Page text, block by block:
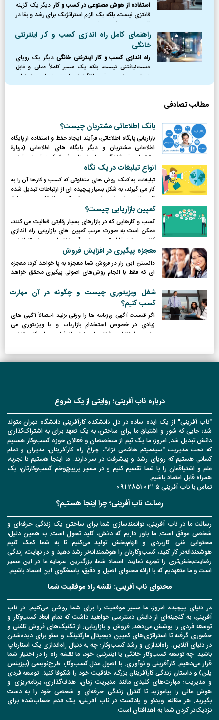
استفاده از هوش مصنوعی در کسب و کاردیگر یک گزینه
فانتزی نیست، بلکه یک الزام استراتژیک برای رشد و بقا در
اقتصاد دیجیتال امروز است.
راهنمای کامل راه اندازی کسب و کار اینترنتی
خانگی
راه اندازی کسب و کار اینترنتی خانگیدیگر یک رویای
دست‌نیافتنی نیست، بلکه یک مسیر کاملاً عملی و قابل
دسترس برای هر فرد باانگیزه‌ای است. در این راهنمای
جامع، نقشه راه کاملی از نقطه صفر را ترسیم کردیم؛
مطالب تصادفی
بانک اطلاعاتی مشتریان چیست؟
بازاریابی پایگاه اطلاعاتی، فرآیند ایجاد حفظ و استفاده از پایگاه
اطلاعاتی مشتریان و دیگر پایگاه های اطلاعاتی (دربارۀ
مشتریان، فروشندگان، واسطه‌های فروش) به قصد برقراری
تماس و انجام معامله بازاریابی پایگاه اطلاعاتی گویند.
انواع تبلیغات در یک نگاه
تبلیغات به کمک روش های متفاوتی که کسب و کارها آن را به
کار می گیرند، به شکل بسیار پیچیده ای از ارتباطات تبدیل شده
تا بتوانند پیام خود را به مصرف کننده انتقال دهد. تبلیغ
کنندگان امروزی طیف وسیعی از انتخاب ها در اختیار دارند.
کمپین بازاریابی چیست؟
کسب و کارهایی که در بازارهای بسیار رقابتی فعالیت می کنند،
ممکن است به صورت مرتب کمپین های بازاریابی راه اندازی
کنند و منابع قابل توجهی را به آن اختصاص دهند تا از این
طریق بتوانند آگاهی برند ایجاد کنند و منجر به افزایش فروش
شوند. طراحی کمپین بازاریابی با توجه به تاثیری که بر توسعهی
کسب و کار می گذارد، بسیار حائز اهمیت است.
معجزه پیگیری در افزایش فروش
دانستن این راز در فروش شما معجزه به پا خواهد کرد؛ معجزه
ای که فقط با انجام روش‌های اصولی پیگیری محقق خواهد
شد.
شغل ویزیتوری چیست و چگونه در آن مهارت
کسب کنیم؟
اگر قسمت آگهی روزنامه ها را ورقی بزنید احتمالاً آگهی های
زیادی در خصوص استخدام بازاریاب و یا ویزیتوری می
بینید. مطمئنا این شغل برای خیلی از افراد جویای کار مقداری
بیکار نباشند به این کار روی می آورند. اما شغل ویزیتوری دقیقاً
چه چیزی است؟
درباره ناب آفرینی؛ روایتی از یک شروع
"ناب آفرینی" از یک ایده ساده در دل دانشکده کارآفرینی دانشگاه تهران متولد
شد؛ جایی که شور و اشتیاق ما برای ساختن، به یک تعهد برای به اشتراک‌گذاری
دانش تبدیل شد. امروز، ما یک تیم از متخصصان و فعالان حوزه کسب‌وکار هستیم
که تحت مدیریت "سیدمیثم هاشمی نژاد"، چراغ راه کارآفرینان، مدیران و تمام
کسانی هستیم که رویای رشد و پیشرفت در سر دارند. ما اینجا هستیم تا تجربه،
علم و اشتیاقمان را با شما تقسیم کنیم و در مسیر پرپیچ‌وخم کسب‌وکارتان، یک
همراه قابل اعتماد باشیم.
تماس با ناب آفرینی 09128510215
رسالت ناب آفرینی؛ چرا اینجا هستیم؟
رسالت ما در ناب آفرینی، توانمندسازی شما برای ساختن یک زندگی حرفه‌ای و
شخصی موفق است. ما باور داریم که دانش، کلید تحول است. به همین دلیل،
محتوایی غنی، کاربردی و الهام‌بخش تولید می‌کنیم تا به شما کمک کنیم
هوشمندانه‌تر کار کنید، کسب‌وکارتان را هوشمندانه‌تر رشد دهید و در نهایت، زندگی
رضایت‌بخش‌تری را تجربه نمایید. اعتماد شما، بزرگترین سرمایه ما در این مسیر
است و ما متعهدیم که با ارائه محتوای اصیل و دقیق، پاسخگوی این اعتماد باشیم.
محتوای ناب آفرینی: نقشه راه موفقیت شما
در دنیای پیچیده امروز، ما مسیر موفقیت را برای شما روشن می‌کنیم. در ناب
آفرینی، به گنجینه‌ای از دانش دسترسی خواهید داشت که تمام ابعاد کسب‌وکار و
توسعه فردی را پوشش می‌دهد: فروش و بازاریابی: از تکنیک‌های فروش تلفنی و
حضوری گرفته تا استراتژی‌های کمپین دیجیتال مارکتینگ و سئو برای دیده‌شدن
در دنیای آنلاین. راه‌اندازی و رشد کسب‌وکار: چه به دنبال راه‌اندازی یک استارتاپ
باشید، چه توسعه کسب‌وکار خانگی یا اینترنتی خود، ما نقشه راه را در اختیار شما
قرار می‌دهیم. کارآفرینی و نوآوری: با اصول مدل کسب‌وکار، طرح‌نویسی (بیزینس
پلن) و داستان زندگی کارآفرینان بزرگ، خلاقیت خود را شکوفا کنید. توسعه فردی
و مدیریت: مهارت‌های کلیدی مانند مدیریت زمان، هدف‌گذاری، برنامه‌ریزی و
هوش مالی را بیاموزید تا کنترل زندگی حرفه‌ای و شخصی خود را به دست
بگیرید. هر مقاله، ویدئو و پادکست در ناب آفرینی، یک قدم حساب‌شده برای
نزدیک‌تر کردن شما به اهدافتان است.